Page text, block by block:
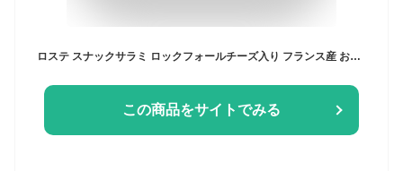
ロステ スナックサラミ ロックフォールチーズ入り フランス産 おつまみ ワイン ビール チーズサラミ 70g 冷凍 ホームパーティ キャンプ飯 BBQ お取り寄せ グルメ ビール 誕生日 御祝 チーズ 高級 やみつき ワインおつまみ カルディ
この商品をサイトでみる